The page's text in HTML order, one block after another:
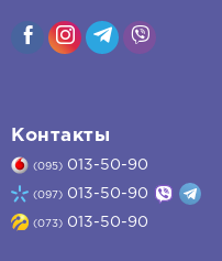
Контакты
(095) 013-50-90
(097) 013-50-90
(073) 013-50-90